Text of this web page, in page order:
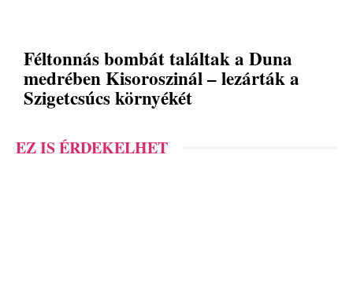
Féltonnás bombát találtak a Duna
medrében Kisoroszinál – lezárták a
Szigetcsúcs környékét
EZ IS ÉRDEKELHET